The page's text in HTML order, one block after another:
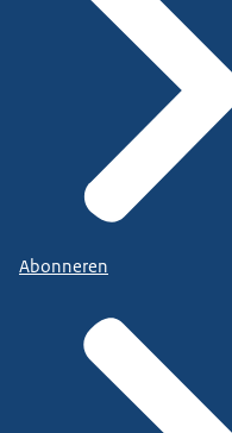
Abonneren